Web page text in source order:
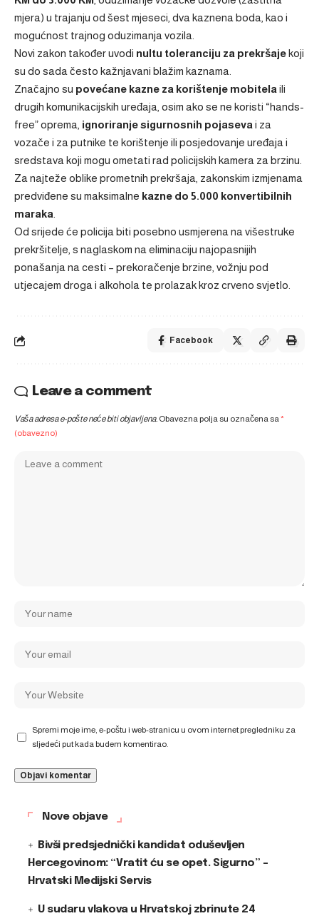
mjera) u trajanju od šest mjeseci, dva kaznena boda, kao i
mogućnost trajnog oduzimanja vozila.
Novi zakon također uvodi nultu toleranciju za prekršajekoji
su do sada često kažnjavani blažim kaznama.
Značajno su povećane kazne za korištenje mobitela ili
drugih komunikacijskih uređaja, osim ako se ne koristi “hands-
free” oprema, ignoriranje sigurnosnih pojaseva i za
vozače i za putnike te korištenje ili posjedovanje uređaja i
sredstava koji mogu ometati rad policijskih kamera za brzinu.
Za najteže oblike prometnih prekršaja, zakonskim izmjenama
predviđene su maksimalne kazne do 5.000 konvertibilnih
maraka
Od srijede će policija biti posebno usmjerena na višestruke
prekršitelje, s naglaskom na eliminaciju najopasnijih
ponašanja na cesti – prekoračenje brzine, vožnju pod
utjecajem droga i alkohola te prolazak kroz crveno svjetlo.
Facebook
Leave a comment
Vaša adresa e-pošte neće biti objavljena. Obavezna polja su označena sa*
(obavezno)
Spremi moje ime, e-poštu i web-stranicu u ovom internet pregledniku za
sljedeći put kada budem komentirao.
Nove objave
Bivši predsjednički kandidat oduševljen
Hercegovinom: “Vratit ću se opet. Sigurno” –
Hrvatski Medijski Servis
U sudaru vlakova u Hrvatskoj zbrinute 24